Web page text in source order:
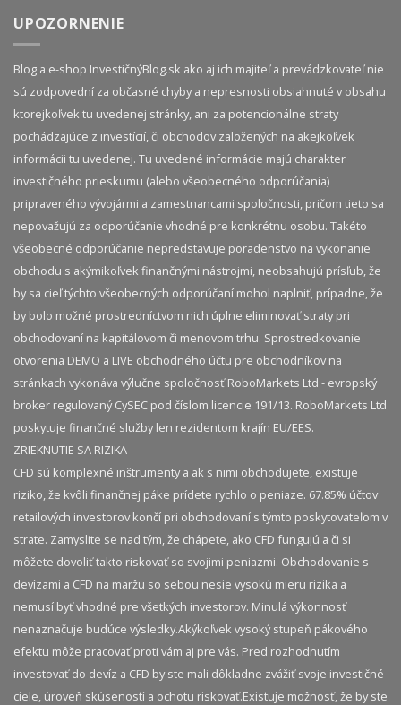
UPOZORNENIE
Blog a e-shop InvestičnýBlog.sk ako aj ich majiteľ a prevádzkovateľ nie
sú zodpovední za občasné chyby a nepresnosti obsiahnuté v obsahu
ktorejkoľvek tu uvedenej stránky, ani za potencionálne straty
pochádzajúce z investícií, či obchodov založených na akejkoľvek
informácii tu uvedenej. Tu uvedené informácie majú charakter
investičného prieskumu (alebo všeobecného odporúčania)
pripraveného vývojármi a zamestnancami spoločnosti, pričom tieto sa
nepovažujú za odporúčanie vhodné pre konkrétnu osobu. Takéto
všeobecné odporúčanie nepredstavuje poradenstvo na vykonanie
obchodu s akýmikoľvek finančnými nástrojmi, neobsahujú prísľub, že
by sa cieľ týchto všeobecných odporúčaní mohol naplniť, prípadne, že
by bolo možné prostredníctvom nich úplne eliminovať straty pri
obchodovaní na kapitálovom či menovom trhu. Sprostredkovanie
otvorenia DEMO a LIVE obchodného účtu pre obchodníkov na
stránkach vykonáva výlučne spoločnosť RoboMarkets Ltd - evropský
broker regulovaný CySEC pod číslom licencie 191/13. RoboMarkets Ltd
poskytuje finančné služby len rezidentom krajín EU/EES.
ZRIEKNUTIE SA RIZIKA
CFD sú komplexné inštrumenty a ak s nimi obchodujete, existuje
riziko, že kvôli finančnej páke prídete rychlo o peniaze. 67.85% účtov
retailových investorov končí pri obchodovaní s týmto poskytovateľom v
strate. Zamyslite se nad tým, že chápete, ako CFD fungujú a či si
môžete dovoliť takto riskovať so svojimi peniazmi. Obchodovanie s
devízami a CFD na maržu so sebou nesie vysokú mieru rizika a
nemusí byť vhodné pre všetkých investorov. Minulá výkonnosť
nenaznačuje budúce výsledky.​ Akýkoľvek vysoký stupeň pákového
efektu môže pracovať proti vám aj pre vás. Pred rozhodnutím
investovať do devíz a CFD by ste mali dôkladne zvážiť svoje investičné
ciele, úroveň skúseností a ochotu riskovať.​ Existuje možnosť, že by ste